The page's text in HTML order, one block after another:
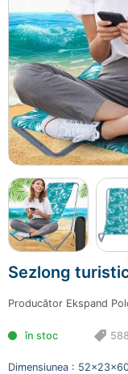
Sezlong
Producător Ekspand
în stoc
Dimensiunea :
Ai adăugat în